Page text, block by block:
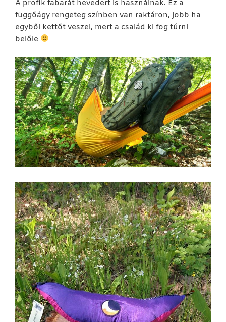
A profik fabarát hevedert is használnak. Ez a
függőágy rengeteg színben van raktáron, jobb ha
egyből kettőt veszel, mert a család ki fog túrni
belőle